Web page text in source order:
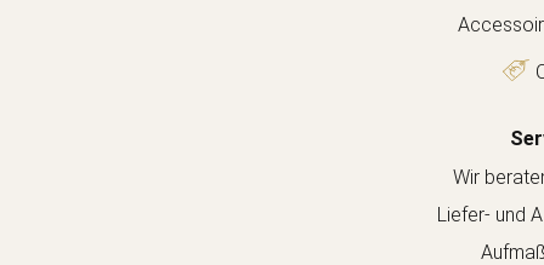
Wir
Liefer- und